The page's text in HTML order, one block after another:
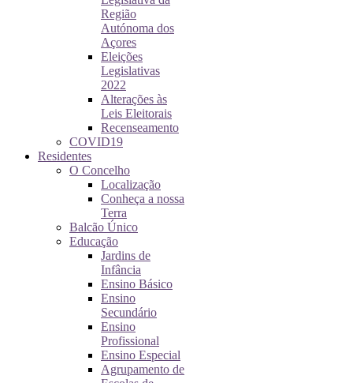
Região
Autónoma dos
Açores
Eleições
Legislativas
2022
Alterações às
Leis Eleitorais
Recenseamento
COVID19
Residentes
O Concelho
Localização
Conheça a nossa
Terra
Balcão Único
Educação
Jardins de
Infância
Ensino Básico
Ensino
Secundário
Ensino
Profissional
Ensino Especial
Agrupamento de